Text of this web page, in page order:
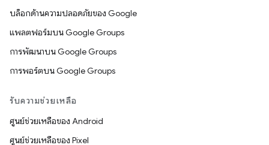
บล็อกด้านความปลอดภัยของ Google
แพลตฟอร์มบน Google Groups
การพัฒนาบน Google Groups
การพอร์ตบน Google Groups
รับความช่วยเหลือ
ศูนย์ช่วยเหลือของ Android
ศูนย์ช่วยเหลือของ Pixel